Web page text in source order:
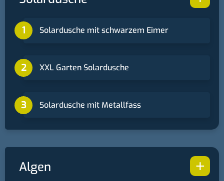
Solardusche mit schwarzem Eimer
XXL Garten Solardusche
Solardusche mit Metallfass
+
Algen